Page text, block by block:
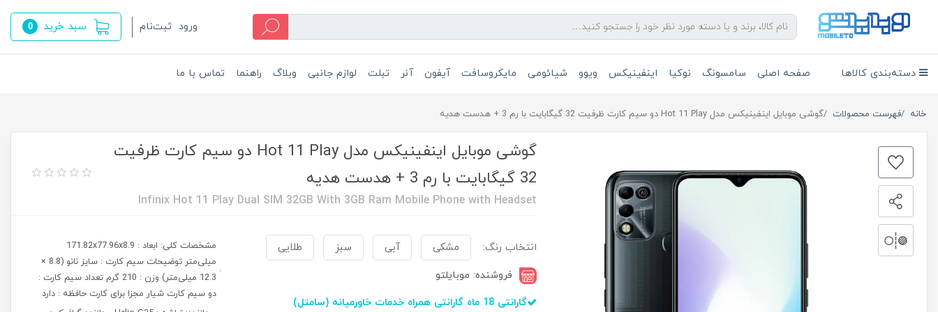
ورود ثبت‌نام سبد خرید 0
دسته‌بندی کالاها صفحه اصلی سامسونگ نوکیا اینفینیکس ویوو شیائومی مایکروسافت آیفون آنر تبلت لوازم جانبی وبلاگ راهنما تماس با ما
خانه فهرست محصولات گوشی موبایل اینفینیکس مدل Hot 11 Play دو سیم کارت ظرفیت 32 گیگابایت با رم 3 + هدست هدیه
گوشی موبایل اینفینیکس مدل Hot 11 Play دو سیم کارت ظرفیت
32 گیگابایت با رم 3 + هدست هدیه
Infinix Hot 11 Play Dual SIM 32GB With 3GB Ram Mobile Phone with Headset
انتخاب رنگ: مشکی آبی سبز
طلایی
فروشنده: موبایلتو
گارانتی 18 ماه گارانتی همراه خدمات خاورمیانه (سامتل)
مشخصات کلی: ابعاد : 171.82x77.96x8.9
میلی‌متر توضیحات سیم کارت : سایز نانو (8.8 ×
12.3 میلی‌متر) وزن : 210 گرم تعداد سیم کارت :
دو سیم کارت شیار مجزا برای کارت حافظه : دارد